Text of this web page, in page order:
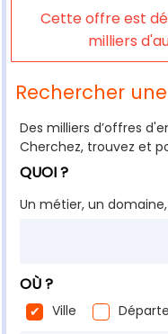
Cette offre est
milliers
Rechercher
Des milliers d’offres
Cherchez, trouvez et
QUOI ?
Un métier, un
OÙ ?
Ville